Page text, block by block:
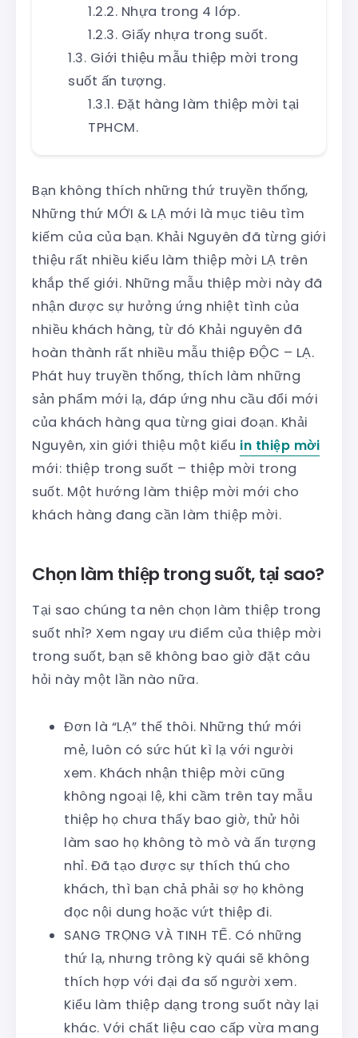
Nhựa trong 4 lớp.
Giấy nhựa trong suốt.
Giới thiệu mẫu thiệp mời trong
suốt ấn tượng.
Đặt hàng làm thiệp mời tại
TPHCM.
Bạn không thích những thứ truyền thống,
Những thứ MỚI & LẠ mới là mục tiêu tìm
kiếm của của bạn. Khải Nguyên đã từng giới
thiệu rất nhiều kiểu làm thiệp mời LẠ trên
khắp thế giới. Những mẫu thiệp mời này đã
nhận được sự hưởng ứng nhiệt tình của
nhiều khách hàng, từ đó Khải nguyên đã
hoàn thành rất nhiều mẫu thiệp ĐỘC – LẠ.
Phát huy truyền thống, thích làm những
sản phẩm mới lạ, đáp ứng nhu cầu đổi mới
của khách hàng qua từng giai đoạn. Khải
Nguyên, xin giới thiệu một kiểu in thiệp mời
mới: thiệp trong suốt – thiệp mời trong
suốt. Một hướng làm thiệp mời mới cho
khách hàng đang cần làm thiệp mời.
Chọn làm thiệp trong suốt, tại sao?
Tại sao chúng ta nên chọn làm thiệp trong
suốt nhỉ? Xem ngay ưu điểm của thiệp mời
trong suốt, bạn sẽ không bao giờ đặt câu
hỏi này một lần nào nữa.
Đơn là “LẠ” thế thôi. Những thứ mới
mẻ, luôn có sức hút kì lạ với người
xem. Khách nhận thiệp mời cũng
không ngoại lệ, khi cầm trên tay mẫu
thiệp họ chưa thấy bao giờ, thử hỏi
làm sao họ không tò mò và ấn tượng
nhỉ. Đã tạo được sự thích thú cho
khách, thì bạn chả phải sợ họ không
đọc nội dung hoặc vứt thiệp đi.
SANG TRỌNG VÀ TINH TẾ. Có những
thứ lạ, nhưng trông kỳ quái sẽ không
thích hợp với đại đa số người xem.
Kiểu làm thiệp dạng trong suốt này lại
khác. Với chất liệu cao cấp vừa mang